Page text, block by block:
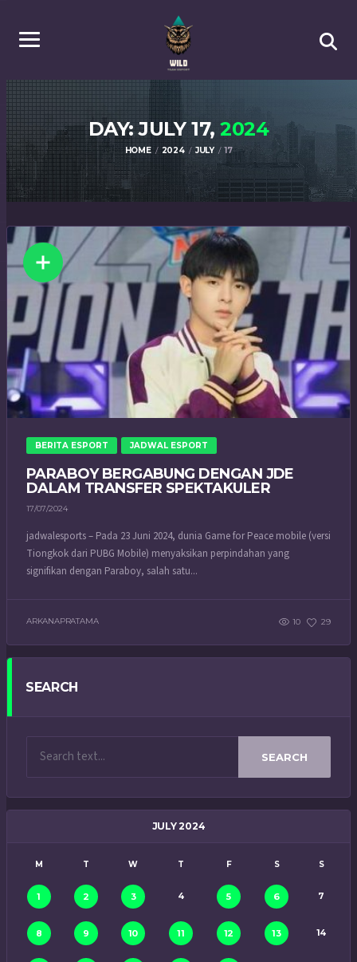
DAY: JULY 17,2024
HOME 2024 JULY 17
BERITA ESPORT JADWAL ESPORT
PARABOY BERGABUNG DENGAN JDE
DALAM TRANSFER SPEKTAKULER
17/07/2024
jadwalesports – Pada 23 Juni 2024, dunia Game for Peace mobile (versi
Tiongkok dari PUBG Mobile) menyaksikan perpindahan yang
signifikan dengan Paraboy, salah satu...
ARKANAPRATAMA 10 29
SEARCH
SEARCH
JULY 2024
M T W T F S S
1 2 3 4 5 6 7
8 9 10 11 12 13 14